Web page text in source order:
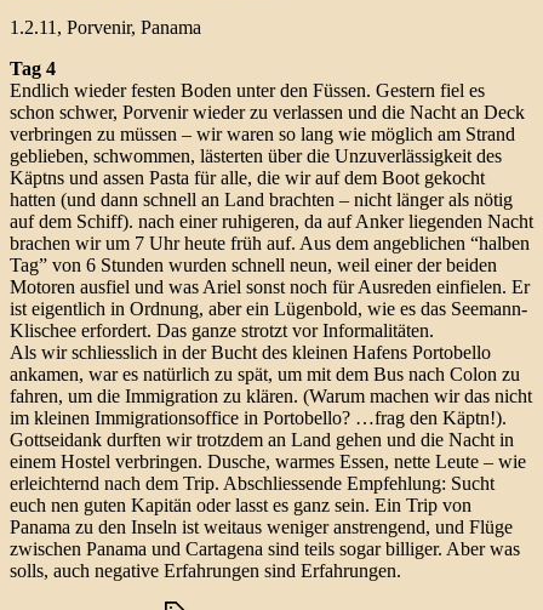
1.2.11, Porvenir, Panama
Tag 4
Endlich wieder festen Boden unter den Füssen. Gestern fiel es
schon schwer, Porvenir wieder zu verlassen und die Nacht an Deck
verbringen zu müssen – wir waren so lang wie möglich am Strand
geblieben, schwommen, lästerten über die Unzuverlässigkeit des
Käptns und assen Pasta für alle, die wir auf dem Boot gekocht
hatten (und dann schnell an Land brachten – nicht länger als nötig
auf dem Schiff). nach einer ruhigeren, da auf Anker liegenden Nacht
brachen wir um 7 Uhr heute früh auf. Aus dem angeblichen “halben
Tag” von 6 Stunden wurden schnell neun, weil einer der beiden
Motoren ausfiel und was Ariel sonst noch für Ausreden einfielen. Er
ist eigentlich in Ordnung, aber ein Lügenbold, wie es das Seemann-
Klischee erfordert. Das ganze strotzt vor Informalitäten.
Als wir schliesslich in der Bucht des kleinen Hafens Portobello
ankamen, war es natürlich zu spät, um mit dem Bus nach Colon zu
fahren, um die Immigration zu klären. (Warum machen wir das nicht
im kleinen Immigrationsoffice in Portobello? …frag den Käptn!).
Gottseidank durften wir trotzdem an Land gehen und die Nacht in
einem Hostel verbringen. Dusche, warmes Essen, nette Leute – wie
erleichternd nach dem Trip. Abschliessende Empfehlung: Sucht
euch nen guten Kapitän oder lasst es ganz sein. Ein Trip von
Panama zu den Inseln ist weitaus weniger anstrengend, und Flüge
zwischen Panama und Cartagena sind teils sogar billiger. Aber was
solls, auch negative Erfahrungen sind Erfahrungen.